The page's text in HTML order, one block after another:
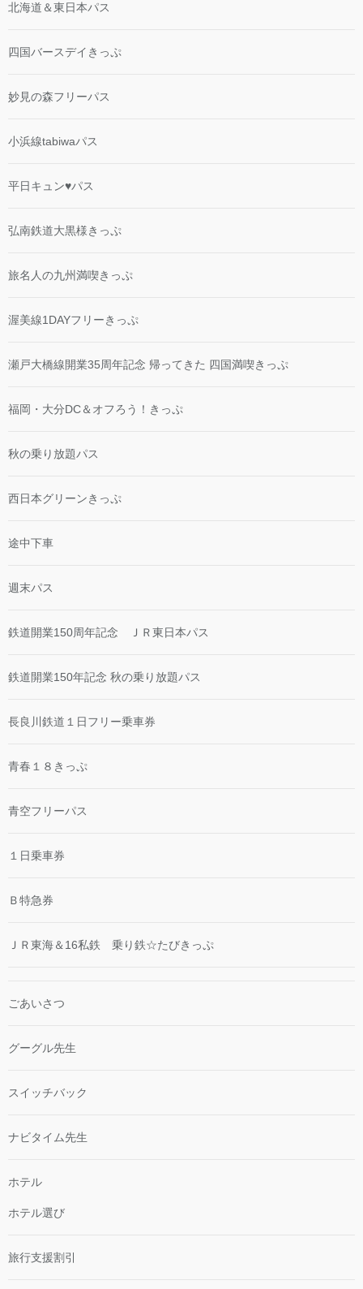
北海道＆東日本パス
四国バースデイきっぷ
妙見の森フリーパス
小浜線tabiwaパス
平日キュン♥パス
弘南鉄道大黒様きっぷ
旅名人の九州満喫きっぷ
渥美線1DAYフリーきっぷ
瀬戸大橋線開業35周年記念 帰ってきた 四国満喫きっぷ
福岡・大分DC＆オフろう！きっぷ
秋の乗り放題パス
西日本グリーンきっぷ
途中下車
週末パス
鉄道開業150周年記念 ＪＲ東日本パス
鉄道開業150年記念 秋の乗り放題パス
長良川鉄道１日フリー乗車券
青春１８きっぷ
青空フリーパス
１日乗車券
Ｂ特急券
ＪＲ東海＆16私鉄 乗り鉄☆たびきっぷ
ごあいさつ
グーグル先生
スイッチバック
ナビタイム先生
ホテル
ホテル選び
旅行支援割引